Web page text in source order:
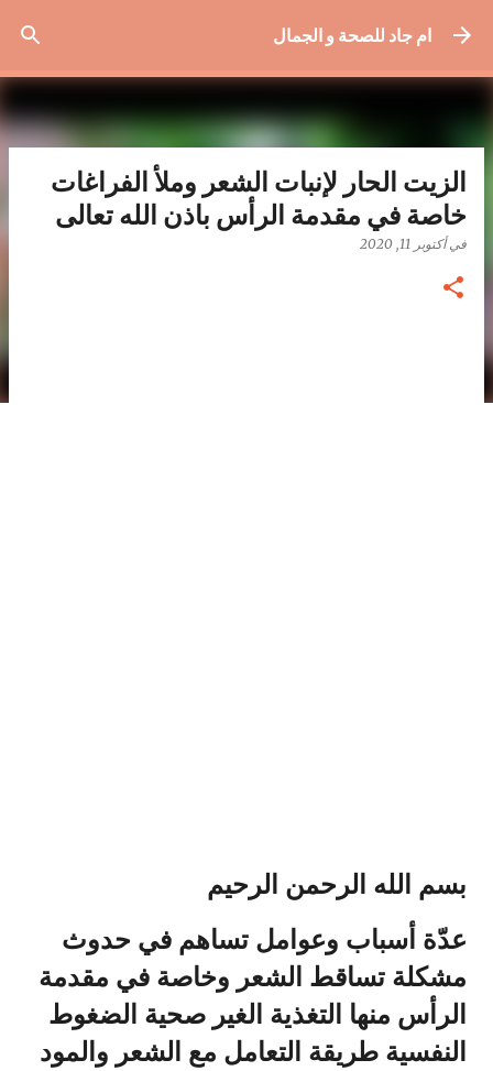
التخطي إلى المحتوى الرئيسيام جاد للصحة و الجمال
الزيت الحار لإنبات الشعر وملأ الفراغات
خاصة في مقدمة الرأس باذن الله تعالى
فيأكتوبر 11, 2020
بسم الله الرحمن الرحيم
عدّة أسباب وعوامل تساهم في حدوث
مشكلة تساقط الشعر وخاصة في مقدمة
الرأس منها التغذية الغير صحية الضغوط
النفسية طريقة التعامل مع الشعر والمود